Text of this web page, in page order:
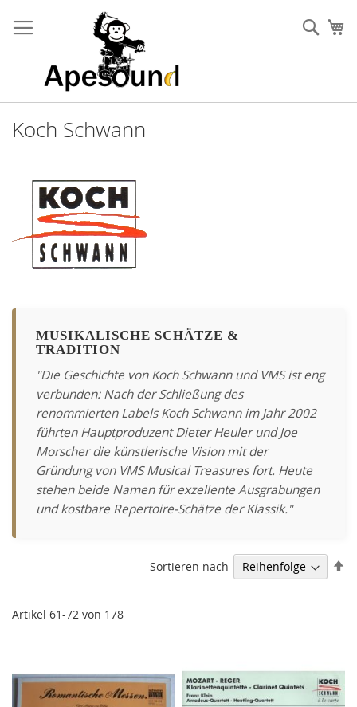
Inhalt
springen
Koch Schwann
MUSIKALISCHE SCHÄTZE &
TRADITION
"Die Geschichte von Koch Schwann und VMS ist eng
verbunden: Nach der Schließung des
renommierten Labels Koch Schwann im Jahr 2002
führten Hauptproduzent Dieter Heuler und Joe
Morscher die künstlerische Vision mit der
Gründung von VMS Musical Treasures fort. Heute
stehen beide Namen für exzellente Ausgrabungen
und kostbare Repertoire-Schätze der Klassik."
Artikel 61-72 von 178
Sortieren nach